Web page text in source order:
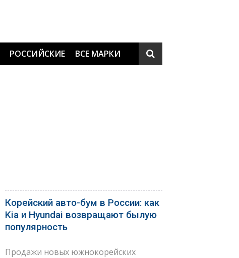
РОССИЙСКИЕ ВСЕ МАРКИ
Корейский авто-бум в России: как
Kia и Hyundai возвращают былую
популярность
Продажи новых южнокорейских